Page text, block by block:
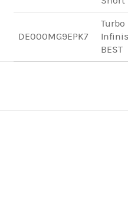
DE000MG9EPK7
Turbo
Infinis
BEST